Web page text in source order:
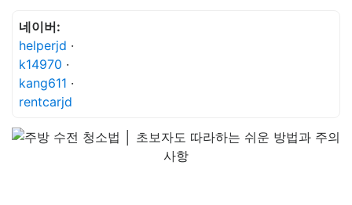
네이버:
helperjd ·
k14970 ·
kang611 ·
rentcarjd